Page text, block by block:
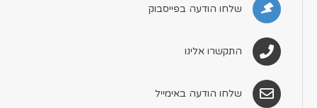
שלחו הודעה בפייסבוק
התקשרו אלינו
שלחו הודעה באימייל